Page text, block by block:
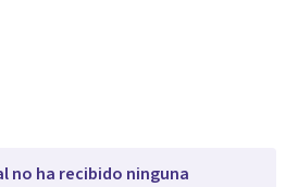
no ha recibido ninguna